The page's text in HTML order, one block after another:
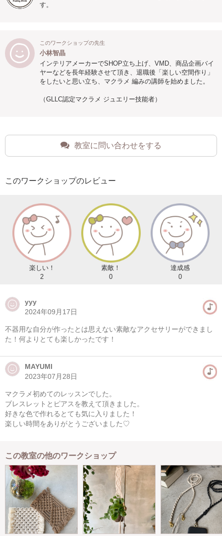
す。
このワークショップの先生
小林智晶
インテリアメーカーでSHOP立ち上げ、VMD、商品企画バイ
ヤーなどを長年経験させて頂き、退職後「楽しい空間作り」
をしたいと思い立ち、マクラメ 編みの講師を始めました。
（GLLC認定マクラメ ジュエリー技能者）
教室に問い合わせをする
このワークショップのレビュー
楽しい！
2
素敵！
0
達成感
0
yyy
2024年09月17日
不器用な自分が作ったとは思えない素敵なアクセサリーができまし
た！何よりとても楽しかったです！
MAYUMI
2023年07月28日
マクラメ初めてのレッスンでした。
ブレスレットとピアスを教えて頂きました。
好きな色で作れるとても気に入りました！
楽しい時間をありがとうございました♡
この教室の他のワークショップ